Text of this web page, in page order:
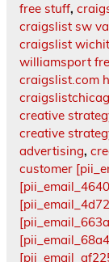
free stuff,
craigslist sw
craigslist
williamsport
craigslist.com
creative
creative
advertising,
customer